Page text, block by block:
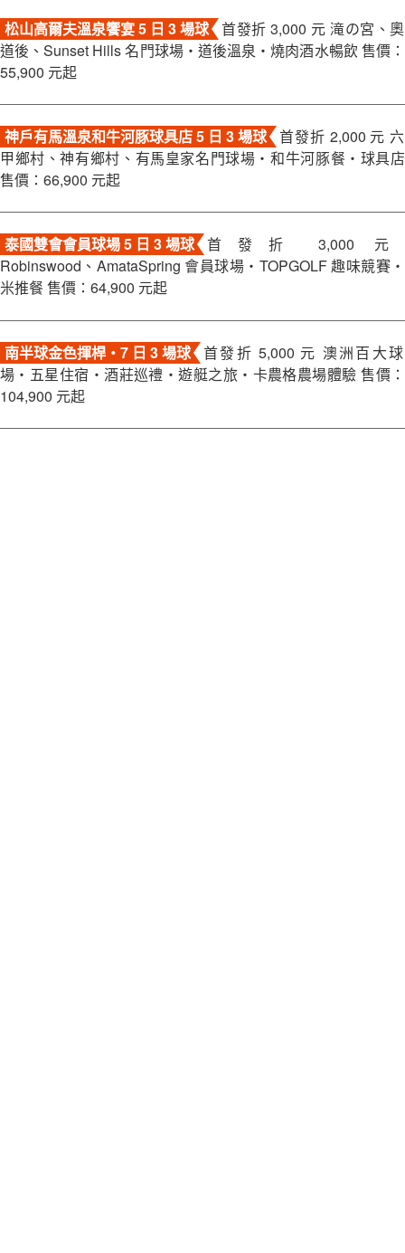
松山高爾夫溫泉饗宴 5 日 3 場球
首發折 3,000 元 滝の宮、奧
道後、Sunset Hills 名門球場・道後溫泉・燒肉酒水暢飲 售價：
55,900 元起
神戶有馬溫泉和牛河豚球具店 5 日 3 場球
首發折 2,000 元 六
甲鄉村、神有鄉村、有馬皇家名門球場・和牛河豚餐・球具店
售價：66,900 元起
泰國雙會會員球場 5 日 3 場球
首發折 3,000 元
Robinswood、AmataSpring 會員球場・TOPGOLF 趣味競賽・
米推餐 售價：64,900 元起
南半球金色揮桿・7 日 3 場球
首發折 5,000 元 澳洲百大球
場・五星住宿・酒莊巡禮・遊艇之旅・卡農格農場體驗 售價：
104,900 元起